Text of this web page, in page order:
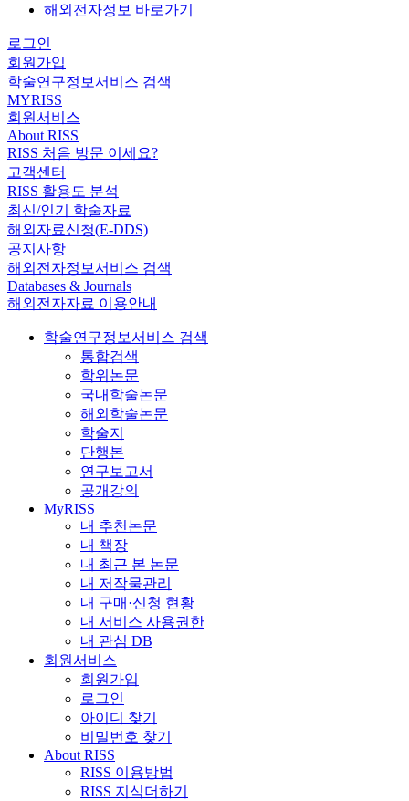
해외전자정보 바로가기
로그인
회원가입
학술연구정보서비스 검색
MYRISS
회원서비스
About RISS
RISS 처음 방문 이세요?
고객센터
RISS 활용도 분석
최신/인기 학술자료
해외자료신청(E-DDS)
공지사항
해외전자정보서비스 검색
Databases & Journals
해외전자자료 이용안내
학술연구정보서비스 검색
통합검색
학위논문
국내학술논문
해외학술논문
학술지
단행본
연구보고서
공개강의
MyRISS
내 추천논문
내 책장
내 최근 본 논문
내 저작물관리
내 구매·신청 현황
내 서비스 사용권한
내 관심 DB
회원서비스
회원가입
로그인
아이디 찾기
비밀번호 찾기
About RISS
RISS 이용방법
RISS 지식더하기